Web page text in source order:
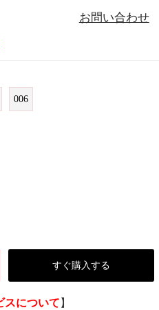
お問い合わせ
006
すぐ購入する
スについて 】